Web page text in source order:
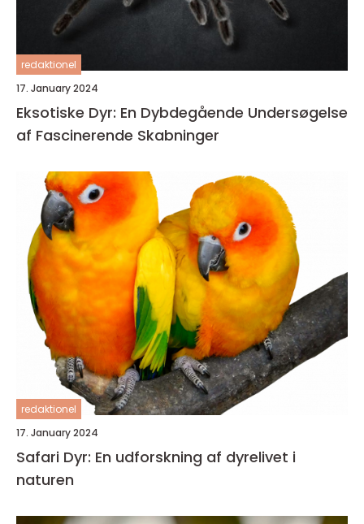
redaktionel
17. January 2024
Eksotiske Dyr: En Dybdegående Undersøgelse
af Fascinerende Skabninger
redaktionel
17. January 2024
Safari Dyr: En udforskning af dyrelivet i
naturen